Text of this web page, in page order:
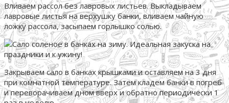
Вливаем рассол без лавровых листьев. Выкладываем
лавровые листья на верхушку банки, вливаем чайную
ложку рассола, засыпаем горлышко солью.
Закрываем сало в банках крышками и оставляем на 3 дня
при комнатной температуре. Затем кладем банки в погреб
и переворачиваем дном вверх и обратно периодически 1